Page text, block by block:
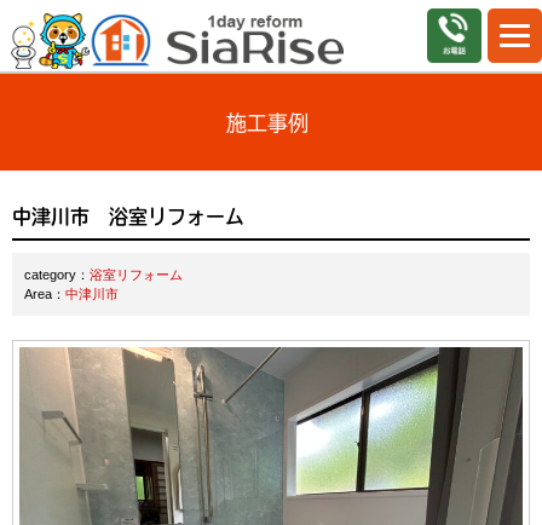
施工事例
中津川市 浴室リフォーム
category： 浴室リフォーム
Area： 中津川市